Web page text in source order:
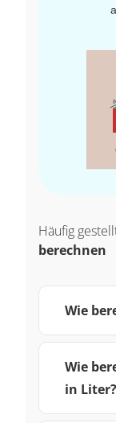
Häufig
berechnen
Wie
Wie
in Liter?